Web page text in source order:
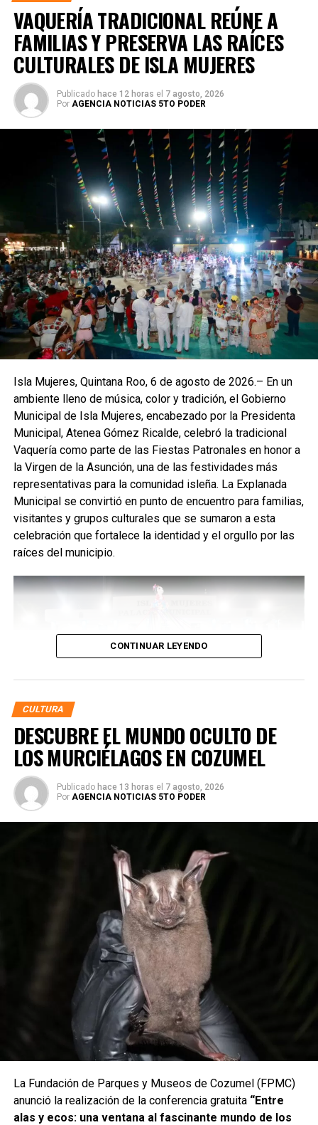
VAQUERÍA TRADICIONAL REÚNE A
FAMILIAS Y PRESERVA LAS RAÍCES
CULTURALES DE ISLA MUJERES
Publicado hace 12 horas el 7 agosto, 2026
Por AGENCIA NOTICIAS 5TO PODER
Isla Mujeres, Quintana Roo, 6 de agosto de 2026.– En un
ambiente lleno de música, color y tradición, el Gobierno
Municipal de Isla Mujeres, encabezado por la Presidenta
Municipal, Atenea Gómez Ricalde, celebró la tradicional
Vaquería como parte de las Fiestas Patronales en honor a
la Virgen de la Asunción, una de las festividades más
representativas para la comunidad isleña. La Explanada
Municipal se convirtió en punto de encuentro para familias,
visitantes y grupos culturales que se sumaron a esta
celebración que fortalece la identidad y el orgullo por las
raíces del municipio.
Durante la velada participaron contingentes jaraneros y
agrupaciones culturales de Isla Mujeres y Cancún, entre
ellos Jaraneros del Caribe, con su embajadora Argelia
Segovia y las embajadoras adultas Cindy Miranda y
Geraldine Cen; así como Orgullosamente Jaraneros,
representados por su embajadora Clara Canché. A ellos se
sumaron los grupos Alma Caribeña, Añoranzas Kids,
Tumben Kiin, Raíces Nuevas, Al Son del Corazón, Tumben
Ha y Diosa Luna, quienes ofrecieron un espectáculo lleno
de tradición y talento local.
CONTINUAR LEYENDO
CULTURA
DESCUBRE EL MUNDO OCULTO DE
LOS MURCIÉLAGOS EN COZUMEL
Publicado hace 13 horas el 7 agosto, 2026
Por AGENCIA NOTICIAS 5TO PODER
La Fundación de Parques y Museos de Cozumel (FPMC)
anunció la realización de la conferencia gratuita “Entre
alas y ecos: una ventana al fascinante mundo de los